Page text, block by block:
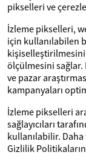
pikselleri ve
İzleme pikselleri,
için kullanılabilen
kişiselleştirilmesini
ölçülmesini sağlar.
ve pazar
kampanyaları
İzleme pikselleri
sağlayıcıları
kullanılabilir. Daha
Gizlilik